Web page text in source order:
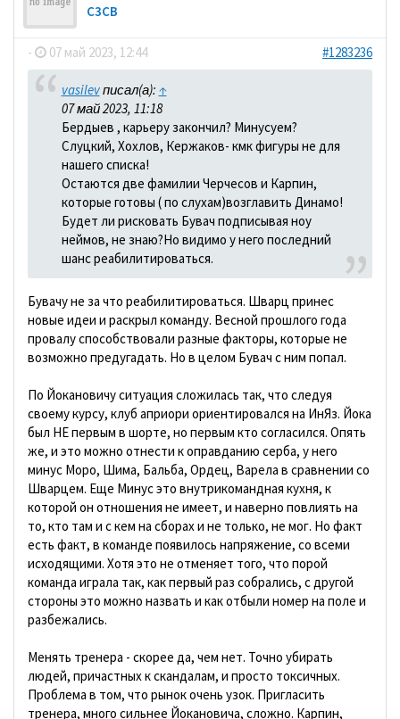
C3CB
- 07 май 2023, 12:44 #1283236
vasilevписал(а): ↑
07 май 2023, 11:18
Бердыев , карьеру закончил? Минусуем?
Слуцкий, Хохлов, Кержаков- кмк фигуры не для
нашего списка!
Остаются две фамилии Черчесов и Карпин,
которые готовы ( по слухам)возглавить Динамо!
Будет ли рисковать Бувач подписывая ноу
неймов, не знаю?Но видимо у него последний
шанс реабилитироваться.
Бувачу не за что реабилитироваться. Шварц принес
новые идеи и раскрыл команду. Весной прошлого года
провалу способствовали разные факторы, которые не
возможно предугадать. Но в целом Бувач с ним попал.
По Йокановичу ситуация сложилась так, что следуя
своему курсу, клуб априори ориентировался на ИнЯз. Йока
был НЕ первым в шорте, но первым кто согласился. Опять
же, и это можно отнести к оправданию серба, у него
минус Моро, Шима, Бальба, Ордец, Варела в сравнении со
Шварцем. Еще Минус это внутрикомандная кухня, к
которой он отношения не имеет, и наверно повлиять на
то, кто там и с кем на сборах и не только, не мог. Но факт
есть факт, в команде появилось напряжение, со всеми
исходящими. Хотя это не отменяет того, что порой
команда играла так, как первый раз собрались, с другой
стороны это можно назвать и как отбыли номер на поле и
разбежались.
Менять тренера - скорее да, чем нет. Точно убирать
людей, причастных к скандалам, и просто токсичных.
Проблема в том, что рынок очень узок. Пригласить
тренера, много сильнее Йокановича, сложно. Карпин,